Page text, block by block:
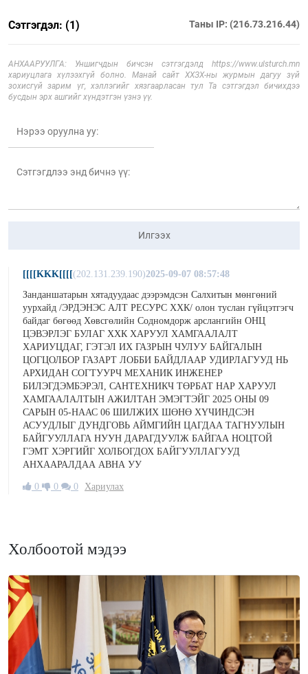
Сэтгэгдэл: (1) Таны IP: (216.73.216.44)
АНХААРУУЛГА: Уншигчдын бичсэн сэтгэгдэлд https://www.ulsturch.mn
хариуцлага хүлээхгүй болно. Манай сайт ХХЗХ-ны журмын дагуу зүй
зохисгүй зарим үг, хэллэгийг хязгаарласан тул Та сэтгэгдэл бичихдээ
бусдын эрх ашгийг хүндэтгэн үзнэ үү.
Илгээх
[[[[KKK[[[[(202.131.239.190)2025-09-07 08:57:48
Занданшатарын хятадуудаас дээрэмдсэн Салхитын мөнгөний
уурхайд /ЭРДЭНЭС АЛТ РЕСУРС ХХК/ олон туслан гүйцэтгэгч
байдаг бөгөөд Хөвсгөлийн Содномдорж арслангийн ОНЦ
ЦЭВЭРЛЭГ БУЛАГ ХХК ХАРУУЛ ХАМГААЛАЛТ
ХАРИУЦДАГ, ГЭТЭЛ ИХ ГАЗРЫН ЧУЛУУ БАЙГАЛЫН
ЦОГЦОЛБОР ГАЗАРТ ЛОББИ БАЙДЛААР УДИРЛАГУУД НЬ
АРХИДАН СОГТУУРЧ МЕХАНИК ИНЖЕНЕР
БИЛЭГДЭМБЭРЭЛ, САНТЕХНИКЧ ТӨРБАТ НАР ХАРУУЛ
ХАМГААЛАЛТЫН АЖИЛТАН ЭМЭГТЭЙГ 2025 ОНЫ 09
САРЫН 05-НААС 06 ШИЛЖИХ ШӨНӨ ХҮЧИНДСЭН
АСУУДЛЫГ ДУНДГОВЬ АЙМГИЙН ЦАГДАА ТАГНУУЛЫН
БАЙГУУЛЛАГА НУУН ДАРАГДУУЛЖ БАЙГАА НОЦТОЙ
ГЭМТ ХЭРГИЙГ ХОЛБОГДОХ БАЙГУУЛЛАГУУД
АНХААРАЛДАА АВНА УУ
0 0 0 Хариулах
Холбоотой мэдээ